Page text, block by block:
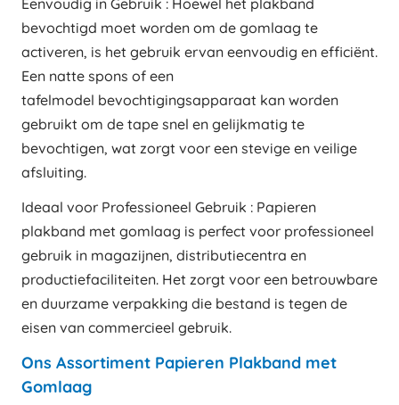
Eenvoudig in Gebruik : Hoewel het plakband
bevochtigd moet worden om de gomlaag te
activeren, is het gebruik ervan eenvoudig en efficiënt.
Een natte spons of een
tafelmodel bevochtigingsapparaat kan worden
gebruikt om de tape snel en gelijkmatig te
bevochtigen, wat zorgt voor een stevige en veilige
afsluiting.
Ideaal voor Professioneel Gebruik : Papieren
plakband met gomlaag is perfect voor professioneel
gebruik in magazijnen, distributiecentra en
productiefaciliteiten. Het zorgt voor een betrouwbare
en duurzame verpakking die bestand is tegen de
eisen van commercieel gebruik.
Ons Assortiment Papieren Plakband met
Gomlaag